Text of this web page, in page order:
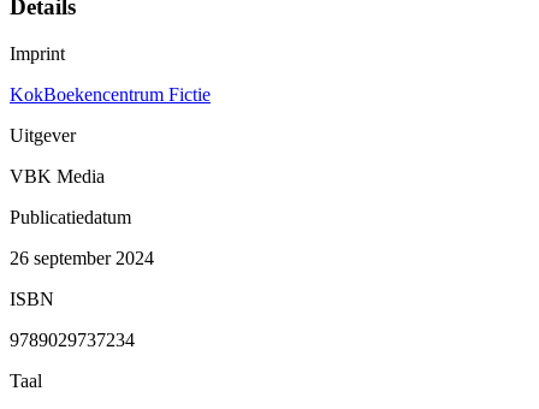
Details
Imprint
KokBoekencentrum Fictie
Uitgever
VBK Media
Publicatiedatum
26 september 2024
ISBN
9789029737234
Taal